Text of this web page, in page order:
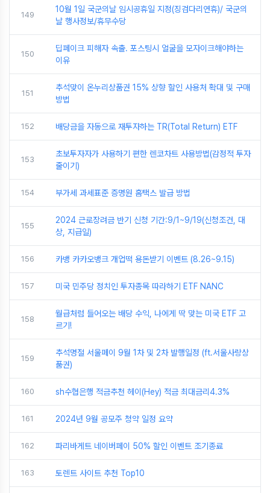
149
10월 1일 국군의날 임시공휴일 지정(징검다리연휴)/ 국군의
날 행사정보/휴무수당
150
딥페이크 피해자 속출. 포스팅시 얼굴을 모자이크해야하는
이유
151
추석맞이 온누리상품권 15% 상향 할인 사용처 확대 및 구매
방법
152 배당금을 자동으로 재투자하는 TR(Total Return) ETF
153
초보투자자가 사용하기 편한 렌코차트 사용방법(감정적 투자
줄이기)
154 부가세 과세표준 증명원 홈택스 발급 방법
155
2024 근로장려금 반기 신청 기간:9/1~9/19(신청조건, 대
상, 지급일)
156 카뱅 카카오뱅크 개업떡 용돈받기 이벤트 (8.26~9.15)
157 미국 민주당 정치인 투자종목 따라하기 ETF NANC
158
월급처럼 들어오는 배당 수익, 나에게 딱 맞는 미국 ETF 고
르기!
159
추석명절 서울페이 9월 1차 및 2차 발행일정 (ft.서울사랑상
품권)
160 sh수협은행 적금추천 헤이(Hey) 적금 최대금리4.3%
161 2024년 9월 공모주 청약 일정 요약
162 파리바게트 네이버페이 50% 할인 이벤트 조기종료
163 토렌트 사이트 추천 Top10